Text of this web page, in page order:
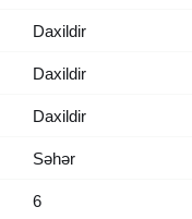
Daxildir
Daxildir
Daxildir
Səhər
6